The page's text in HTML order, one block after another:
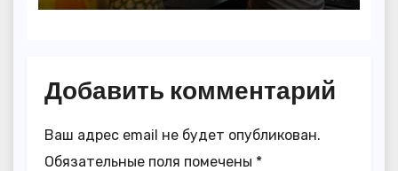
Добавить комментарий
Ваш адрес email не будет опубликован.
Обязательные поля помечены *